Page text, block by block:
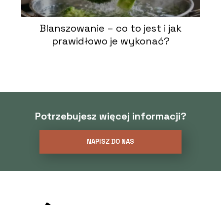
Blanszowanie – co to jest i jak
prawidłowo je wykonać?
Potrzebujesz więcej informacji?
NAPISZ DO NAS